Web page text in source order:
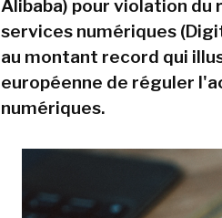
Alibaba) pour violation
services numériques
au montant record qui
européenne de réguler
numériques.